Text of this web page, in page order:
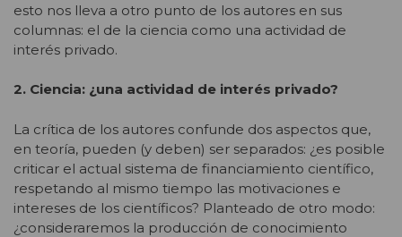
esto nos lleva a otro punto de los autores en sus
columnas: el de la ciencia como una actividad de
interés privado.
2. Ciencia: ¿una actividad de interés privado?
La crítica de los autores confunde dos aspectos que,
en teoría, pueden (y deben) ser separados: ¿es posible
criticar el actual sistema de financiamiento científico,
respetando al mismo tiempo las motivaciones e
intereses de los científicos? Planteado de otro modo:
¿consideraremos la producción de conocimiento